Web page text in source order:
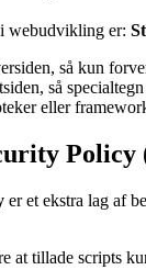
webudvikling er:
så kun
så
eller
Policy
er et ekstra lag af
at tillade scripts